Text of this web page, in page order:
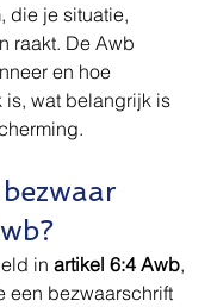
die je situatie,
raakt. De Awb
en hoe
is, wat belangrijk is
in artikel 6:4 Awb,
een bezwaarschrift